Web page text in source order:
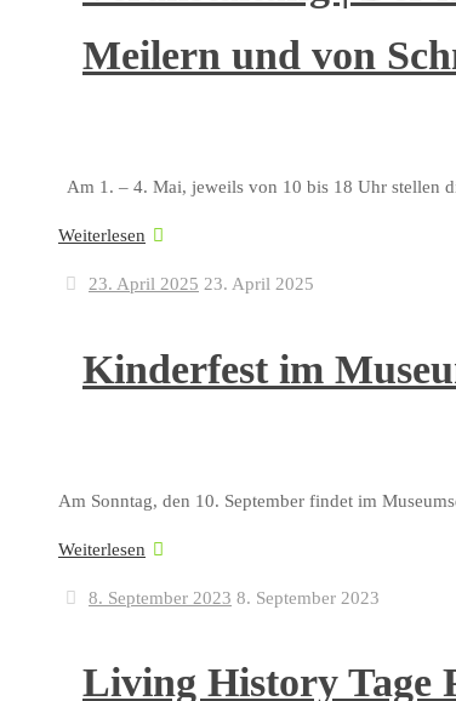
Meilern und von
Am 1. – 4. Mai, jeweils von 10 bis 18 Uhr stellen
Weiterlesen
23. April 2025 23. April 2025
Kinderfest im
Am Sonntag, den 10. September findet im
Weiterlesen
8. September 2023 8. September 2023
Living History Tage